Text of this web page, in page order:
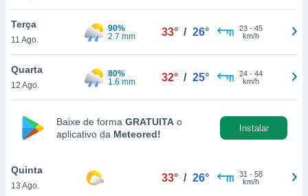
a
a
Terça
11 Ago.
90%
2.7 mm
33° / 26° 23- 45
km/h
Quarta
12 Ago.
80%
1.6 mm
32° / 25° 24- 44
km/h
Baixe de forma GRATUITA o
aplicativo da Meteored!
Instalar
Quinta
13 Ago.
33° / 26° 31 - 58
km/h